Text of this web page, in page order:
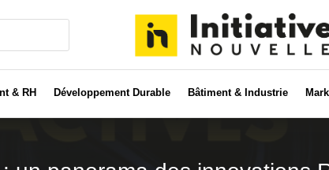
& RH Développement Durable Bâtiment & Industrie